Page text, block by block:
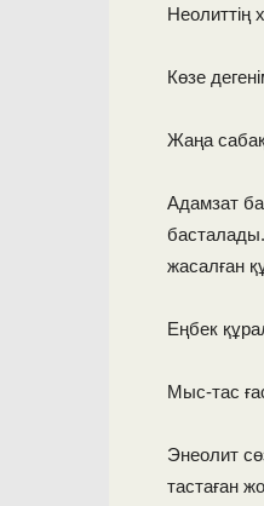
Неолиттің
Көзе
Жаңа
Адамзат
жасалған
Еңбек
Мыс-тас
Энеолит
тастаған